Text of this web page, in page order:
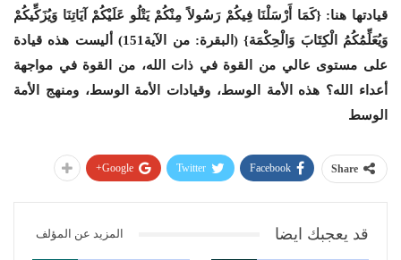
قيادتها هنا: {كَمَا أَرْسَلْنَا فِيكُمْ رَسُولاً مِنْكُمْ يَتْلُو عَلَيْكُمْ آيَاتِنَا وَيُزَكِّيكُمْ
وَيُعَلِّمُكُمُ الْكِتَابَ وَالْحِكْمَة} (البقرة: من الآية151) أليست هذه قيادة
على مستوى عالي من القوة في ذات الله، من القوة في مواجهة
أعداء الله؟ هذه الأمة الوسط، وقيادات الأمة الوسط، ومنهج الأمة
الوسط
Share
Facebook
Twitter
Google+
قد يعجبك ايضا المزيد عن المؤلف